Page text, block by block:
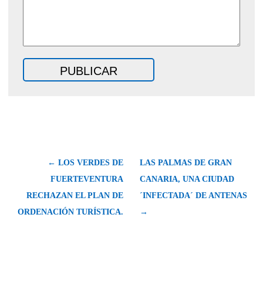
← LOS VERDES DE
FUERTEVENTURA
RECHAZAN EL PLAN DE
ORDENACIÓN TURÍSTICA.
LAS PALMAS DE GRAN
CANARIA, UNA CIUDAD
´INFECTADA´ DE ANTENAS
→